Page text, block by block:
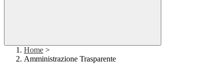
Home >
Amministrazione Trasparente